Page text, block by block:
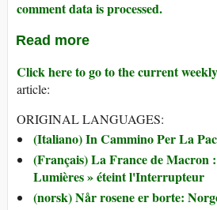
comment data is processed.
Read more
Click here to go to the current
article:
ORIGINAL LANGUAGES:
(Italiano) In Cammino Per La
(Français) La France de Macron
Lumières » éteint l'Interrupteur
(norsk) Når rosene er borte: